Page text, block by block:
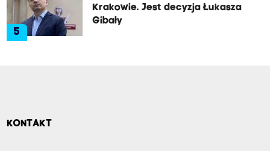
5
Krakowie. Jest decyzja Łukasza
Gibały
KONTAKT